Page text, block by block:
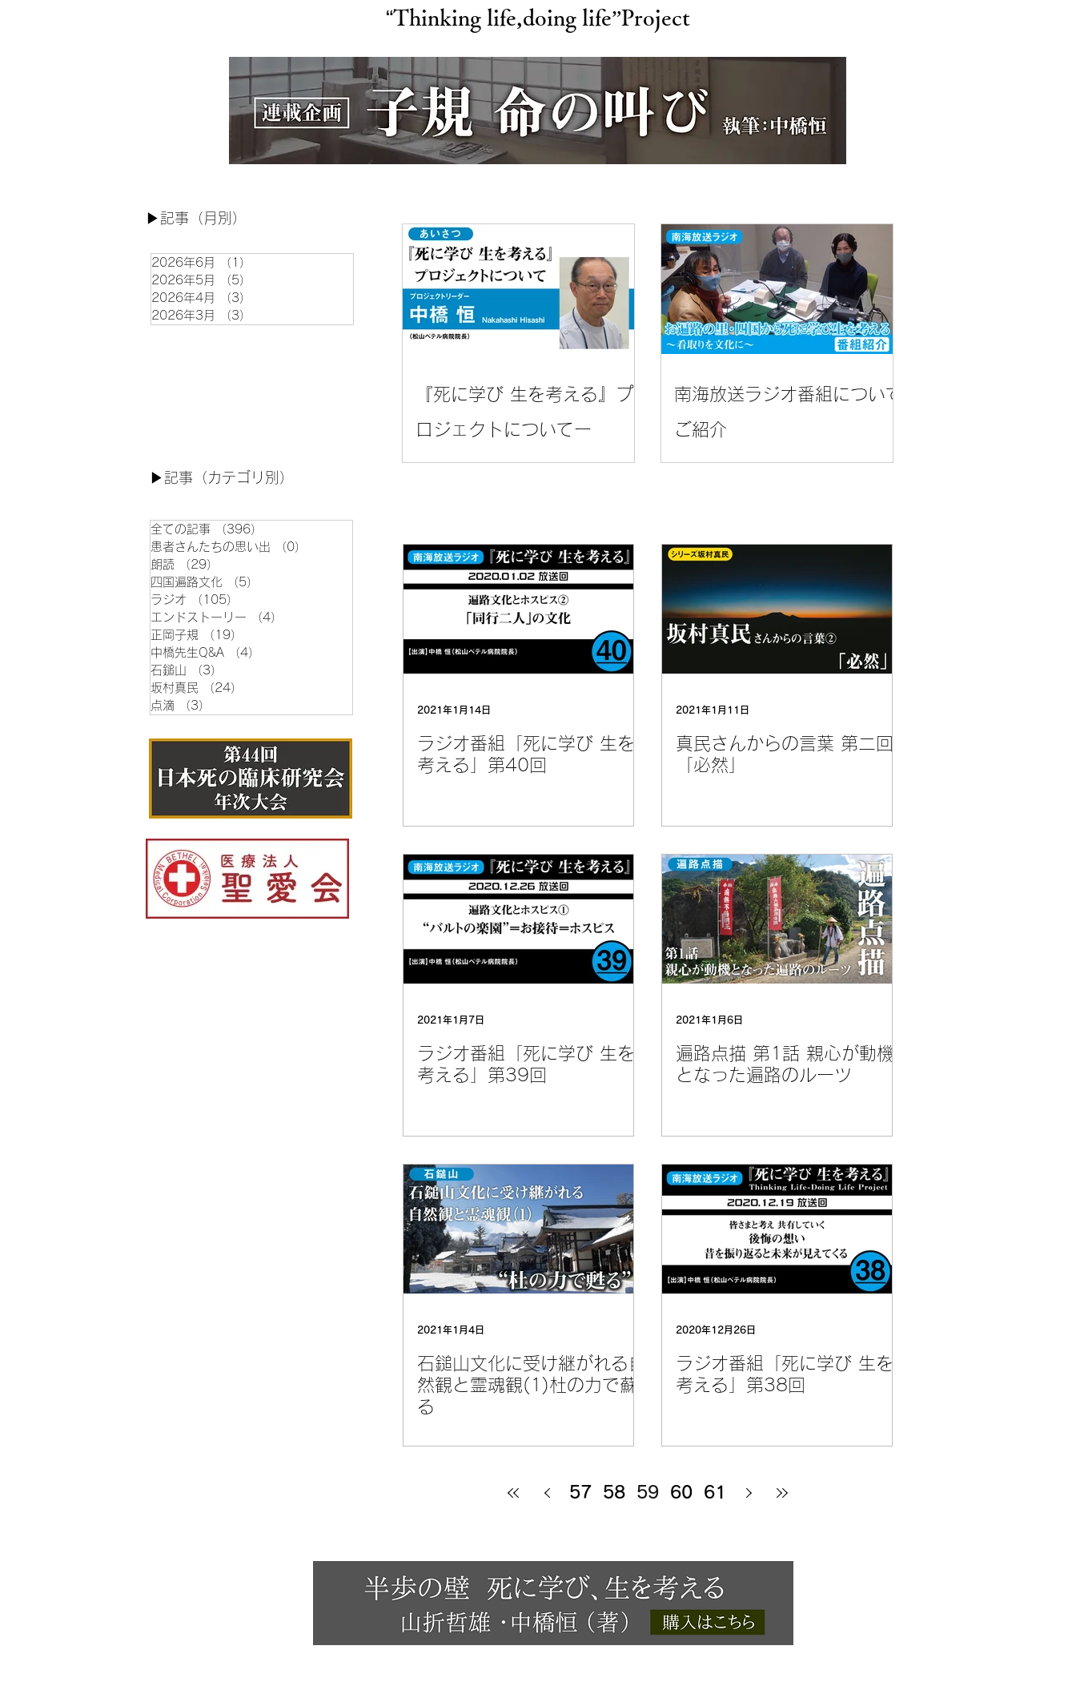
“Thinking life,doing life”Project
▶︎記事（月別）
2026年6月 （1）
2026年5月
（5）
2026年4月
（3）
2026年3月
（3）
▶︎記事（カテゴリ別）
全ての記事 （396）
患者さんたちの思い出
（0）
朗読
（29）
四国遍路文化
（5）
ラジオ
（105）
エンドストーリー
（4）
正岡子規
（19）
中橋先生Q&A
（4）
石鎚山
（3）
坂村真民
（24）
点滴
（3）
『死に学び 生を考える』プ
ロジェクトについてー
南海放送ラジオ番組について
ご紹介
ラジオ番組「死に学び 生を
考える」第40回
2021年1月14日
真民さんからの言葉 第二回
「必然」
2021年1月11日
ラジオ番組「死に学び 生を
考える」第39回
2021年1月7日
遍路点描 第1話 親心が動機
となった遍路のルーツ
2021年1月6日
石鎚山文化に受け継がれる自
然観と霊魂観(1)杜の力で蘇
る
2021年1月4日
ラジオ番組「死に学び 生を
考える」第38回
2020年12月26日
57 58 59 60 61